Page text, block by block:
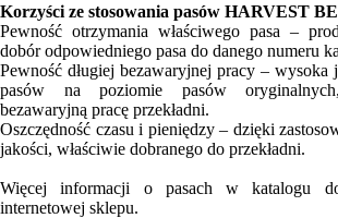
Korzyści ze stosowania pasów HARVEST
Pewność otrzymania właściwego pasa –
dobór odpowiedniego pasa do danego numeru
Pewność długiej bezawaryjnej pracy – wysoka
pasów na poziomie pasów
bezawaryjną pracę przekładni.
Oszczędność czasu i pieniędzy – dzięki
jakości, właściwie dobranego do przekładni.
Więcej informacji o pasach w katalogu
internetowej sklepu.